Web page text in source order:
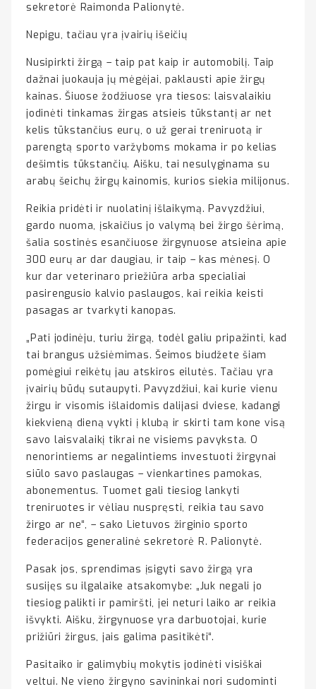
sekretorė Raimonda Palionytė.
Nepigu, tačiau yra įvairių išeičių
Nusipirkti žirgą – taip pat kaip ir automobilį. Taip
dažnai juokauja jų mėgėjai, paklausti apie žirgų
kainas. Šiuose žodžiuose yra tiesos: laisvalaikiu
jodinėti tinkamas žirgas atsieis tūkstantį ar net
kelis tūkstančius eurų, o už gerai treniruotą ir
parengtą sporto varžyboms mokama ir po kelias
dešimtis tūkstančių. Aišku, tai nesulyginama su
arabų šeichų žirgų kainomis, kurios siekia milijonus.
Reikia pridėti ir nuolatinį išlaikymą. Pavyzdžiui,
gardo nuoma, įskaičius jo valymą bei žirgo šėrimą,
šalia sostinės esančiuose žirgynuose atsieina apie
300 eurų ar dar daugiau, ir taip – kas mėnesį. O
kur dar veterinaro priežiūra arba specialiai
pasirengusio kalvio paslaugos, kai reikia keisti
pasagas ar tvarkyti kanopas.
„Pati jodinėju, turiu žirgą, todėl galiu pripažinti, kad
tai brangus užsiėmimas. Šeimos biudžete šiam
pomėgiui reikėtų jau atskiros eilutės. Tačiau yra
įvairių būdų sutaupyti. Pavyzdžiui, kai kurie vienu
žirgu ir visomis išlaidomis dalijasi dviese, kadangi
kiekvieną dieną vykti į klubą ir skirti tam kone visą
savo laisvalaikį tikrai ne visiems pavyksta. O
nenorintiems ar negalintiems investuoti žirgynai
siūlo savo paslaugas – vienkartines pamokas,
abonementus. Tuomet gali tiesiog lankyti
treniruotes ir vėliau nuspręsti, reikia tau savo
žirgo ar ne“, – sako Lietuvos žirginio sporto
federacijos generalinė sekretorė R. Palionytė.
Pasak jos, sprendimas įsigyti savo žirgą yra
susijęs su ilgalaike atsakomybe: „Juk negali jo
tiesiog palikti ir pamiršti, jei neturi laiko ar reikia
išvykti. Aišku, žirgynuose yra darbuotojai, kurie
prižiūri žirgus, jais galima pasitikėti“.
Pasitaiko ir galimybių mokytis jodinėti visiškai
veltui. Ne vieno žirgyno savininkai nori sudominti